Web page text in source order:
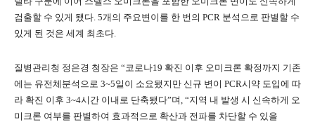
검출할 수 있게 됐다. 5개의 주요변이를 한 번의 PCR 분석으로 판별할 수
있게 된 것은 세계 최초다.
질병관리청 정은경 청장은 “코로나19 확진 이후 오미크론 확정까지 기존
에는 유전체분석으로 3~5일이 소요됐지만 신규 변이 PCR시약 도입에 따
라 확진 이후 3~4시간 이내로 단축됐다”며, “지역 내 발생 시 신속하게 오
미크론 여부를 판별하여 효과적으로 확산과 전파를 차단할 수 있을